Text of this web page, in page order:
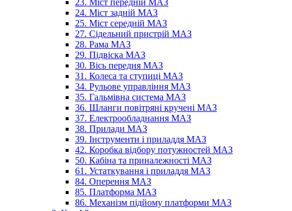
23. Міст передній МАЗ
24. Міст задній МАЗ
25. Міст середній МАЗ
27. Сідельний пристрій МАЗ
28. Рама МАЗ
29. Підвіска МАЗ
30. Вісь передня МАЗ
31. Колеса та ступиці МАЗ
34. Рульове управління МАЗ
35. Гальмівна система МАЗ
36. Шланги повітряні кручені МАЗ
37. Електрообладнання МАЗ
38. Прилади МАЗ
39. Інструменти і приладдя МАЗ
42. Коробка відбору потужностей МАЗ
50. Кабіна та приналежності МАЗ
61. Устаткування і приладдя МАЗ
84. Оперення МАЗ
85. Платформа МАЗ
86. Механізм підйому платформи МАЗ